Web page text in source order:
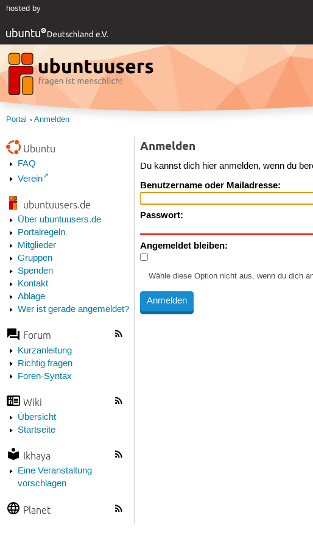
hosted by
Portal Anmelden
Ubuntu
FAQ
Verein
ubuntuusers.de
Über ubuntuusers.de
Portalregeln
Mitglieder
Gruppen
Spenden
Kontakt
Ablage
Wer ist gerade angemeldet?
Forum
Kurzanleitung
Richtig fragen
Foren-Syntax
Wiki
Übersicht
Startseite
Ikhaya
Eine Veranstaltung
vorschlagen
Planet
Anmelden
Du kannst dich hier anmelden, wenn du
Benutzername oder Mailadresse:
Passwort:
Angemeldet bleiben:
Wähle diese Option nicht aus, wenn du dich